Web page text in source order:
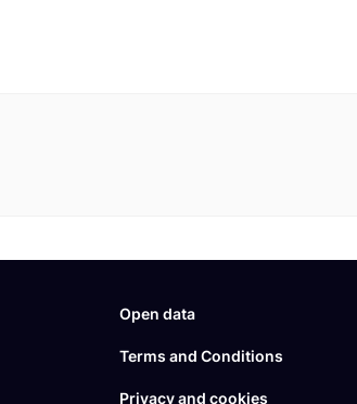
Open data
Terms and Conditions
Privacy and cookies